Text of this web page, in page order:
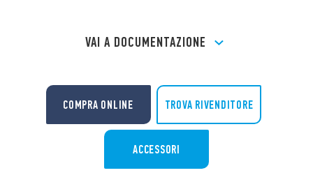
VAI A DOCUMENTAZIONE
COMPRA ONLINE TROVA RIVENDITORE
ACCESSORI